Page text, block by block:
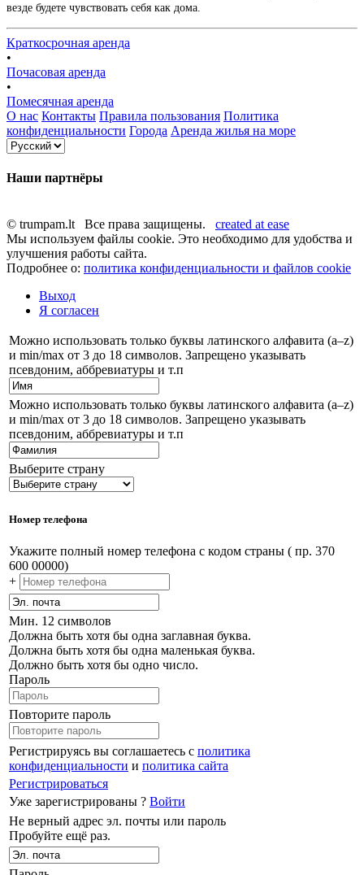
везде будете чувствовать себя как дома.
Краткосрочная аренда
•
Почасовая аренда
•
Помесячная аренда
О нас Контакты Правила пользования Политика
конфиденциальности Города Аренда жилья на море
Наши партнёры
© trumpam.lt Все права защищены. created at ease
Мы используем файлы cookie. Это необходимо для удобства и
улучшения работы сайта.
Подробнее о: политика конфиденциальности и файлов cookie
Выход
Я согласен
Можно использовать только буквы латинского алфавита (a–z)
и min/max от 3 до 18 символов. Запрещено указывать
псевдоним, аббревиатуры и т.п
Можно использовать только буквы латинского алфавита (a–z)
и min/max от 3 до 18 символов. Запрещено указывать
псевдоним, аббревиатуры и т.п
Выберите страну
Номер телефона
Укажите полный номер телефона с кодом страны ( пр. 370
600 00000)
+
Мин. 12 символов
Должна быть хотя бы одна заглавная буква.
Должна быть хотя бы одна маленькая буква.
Должно быть хотя бы одно число.
Пароль
Повторите пароль
Регистрируясь вы соглашаетесь с политика
конфиденциальности и политика сайта
Регистрироваться
Уже зарегистрированы ? Войти
Не верный адрес эл. почты или пароль
Пробуйте ещё раз.